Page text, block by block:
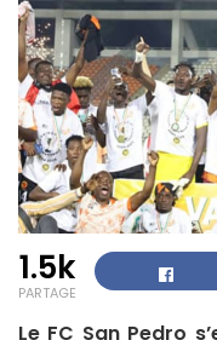
1.5k
PARTAGE
Le FC San Pedro